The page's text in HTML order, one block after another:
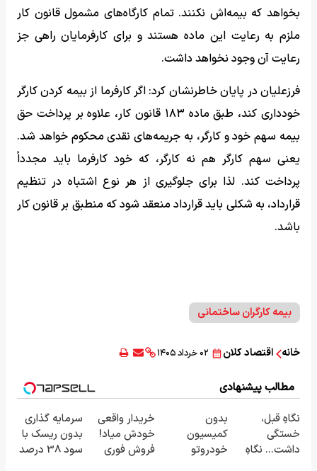
بخواهد که بیمه‌اش نکنند. تمام کارگاه‌های مشمول قانون کار
ملزم به رعایت این ماده هستند و برای کارفرمایان راهی جز
رعایت آن وجود نخواهد داشت.
فرزعلیان در پایان خاطرنشان کرد: اگر کارفرما از بیمه کردن کارگر
خودداری کند، طبق ماده ۱۸۳ قانون کار، علاوه بر پرداخت حق
بیمه سهم خود و کارگر، به جریمه‌های نقدی محکوم خواهد شد.
یعنی سهم کارگر هم نه کارگر، که خود کارفرما باید مجدداً
پرداخت کند. لذا برای جلوگیری از هر نوع اشتباه در تنظیم
قرارداد، به شکلی باید قرارداد منعقد شود که منطبق بر قانون کار
باشد.
بیمه کارگران ساختمانی
خانه اقتصاد کلان ۰۲ خرداد ۱۴۰۵
مطالب پیشنهادی
نگاهِ قبل،
خستگی
داشت... نگاهِ
بدون
کمیسیون
خودروتو
خریدار واقعی
خودش میاد!
فروش فوری
سرمایه گذاری
بدون ریسک با
سود 38 درصد